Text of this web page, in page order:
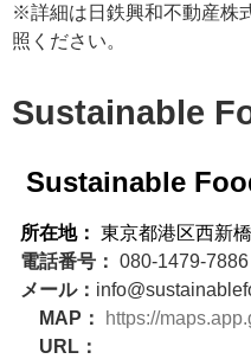
※詳細は日鉄興和不動産株
照ください。
Sustainable
Sustainable
所在地： 東京都港区西新
電話番号： 080-1479-7886
メール：
MAP：
https://
URL：